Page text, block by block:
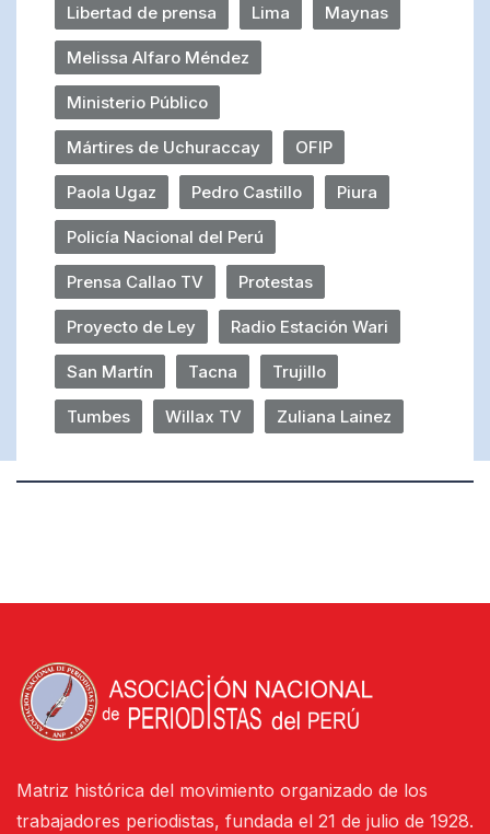
Libertad de prensa Lima Maynas
Melissa Alfaro Méndez
Ministerio Público
Mártires de Uchuraccay OFIP
Paola Ugaz Pedro Castillo Piura
Policía Nacional del Perú
Prensa Callao TV Protestas
Proyecto de Ley Radio Estación Wari
San Martín Tacna Trujillo
Tumbes Willax TV Zuliana Lainez
Matriz histórica del movimiento organizado de los
trabajadores periodistas, fundada el 21 de julio de 1928.